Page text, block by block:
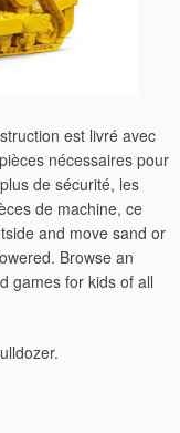
est livré avec
nécessaires pour
de sécurité, les
de machine, ce
and move sand or
Browse an
games for kids of all